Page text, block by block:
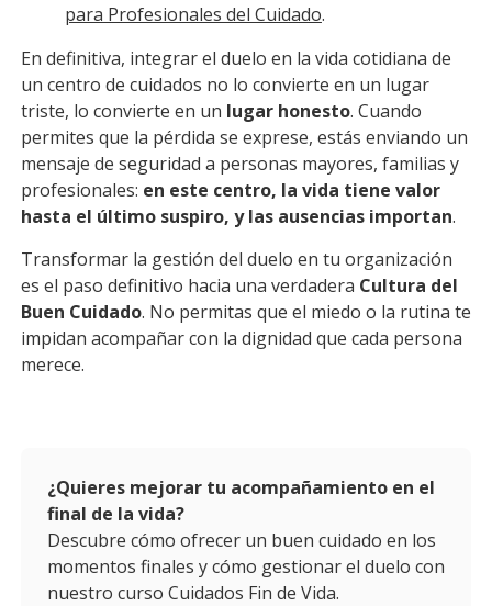
para Profesionales del Cuidado.
En definitiva, integrar el duelo en la vida cotidiana de
un centro de cuidados no lo convierte en un lugar
triste, lo convierte en un lugar honesto. Cuando
permites que la pérdida se exprese, estás enviando un
mensaje de seguridad a personas mayores, familias y
profesionales: en este centro, la vida tiene valor
hasta el último suspiro, y las ausencias importan.
Transformar la gestión del duelo en tu organización
es el paso definitivo hacia una verdadera Cultura del
Buen Cuidado. No permitas que el miedo o la rutina te
impidan acompañar con la dignidad que cada persona
merece.
¿Quieres mejorar tu acompañamiento en el
final de la vida?
Descubre cómo ofrecer un buen cuidado en los
momentos finales y cómo gestionar el duelo con
nuestro curso Cuidados Fin de Vida.